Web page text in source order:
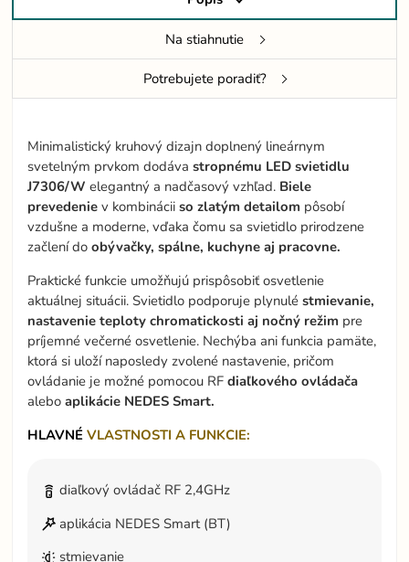
Na stiahnutie
Potrebujete poradiť?
Minimalistický kruhový dizajn doplnený lineárnym
svetelným prvkom dodávastropnému LED svietidlu
J7306/W elegantný a nadčasový vzhľad. Biele
prevedenie v kombináciiso zlatým detailom pôsobí
vzdušne a moderne, vďaka čomu sa svietidlo prirodzene
začlení doobývačky, spálne, kuchyne aj pracovne.
Praktické funkcie umožňujú prispôsobiť osvetlenie
aktuálnej situácii. Svietidlo podporuje plynulé stmievanie,
nastavenie teploty chromatickosti aj nočný režim pre
príjemné večerné osvetlenie. Nechýba ani funkcia pamäte,
ktorá si uloží naposledy zvolené nastavenie, pričom
ovládanie je možné pomocou RFdiaľkového ovládača
aleboaplikácie NEDES Smart.
HLAVNÉVLASTNOSTI A FUNKCIE:
diaľkový ovládač RF 2,4GHz
aplikácia NEDES Smart (BT)
stmievanie